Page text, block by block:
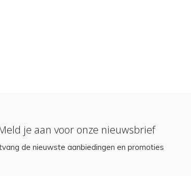
je aan voor onze nieuwsbrief
de nieuwste aanbiedingen en promoties